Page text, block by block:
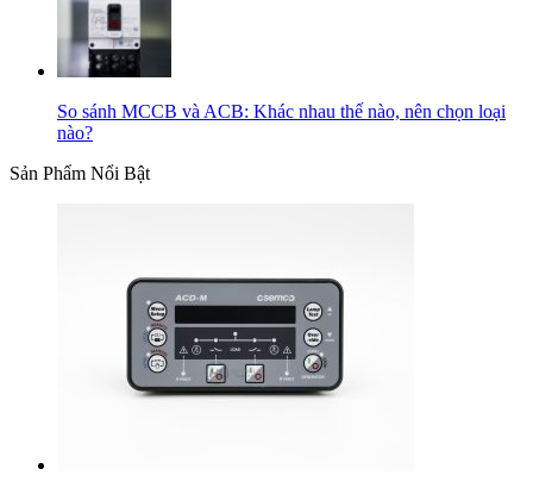
So sánh MCCB và ACB: Khác nhau thế nào, nên chọn loại
nào?
Sản Phẩm Nổi Bật